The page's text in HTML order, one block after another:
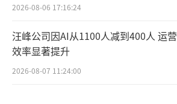
2026-08-06 17:16:24
汪峰公司因AI从1100人减到400人 运营
效率显著提升
2026-08-07 11:24:00